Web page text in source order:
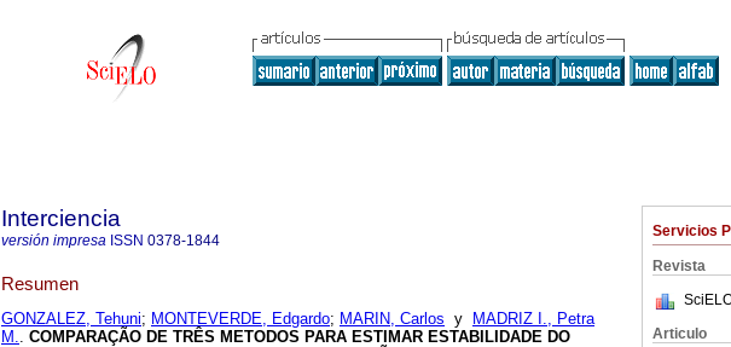
Servicios
Revista
Articulo
Interciencia
versión impresa ISSN 0378-1844
Resumen
GONZALEZ, Tehuni; MONTEVERDE, Edgardo; MARIN, Carlos y
MADRIZ I., Petra
M.. COMPARAÇÃO DE TRÊS METODOS PARA ESTIMAR ESTABILIDADE DO